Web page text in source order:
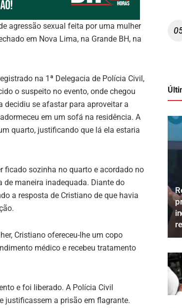
agressão sexual feita por uma mulher
em Nova Lima, na Grande BH, na
na 1ª Delegacia de Polícia Civil,
o suspeito no evento, onde chegou
decidiu se afastar para aproveitar a
em um sofá na residência. A
quarto, justificando que lá ela estaria
ficado sozinha no quarto e acordado no
maneira inadequada. Diante do
a resposta de Cristiano de que havia
Cristiano ofereceu-lhe um copo
médico e recebeu tratamento
e foi liberado. A Polícia Civil
justificassem a prisão em flagrante.